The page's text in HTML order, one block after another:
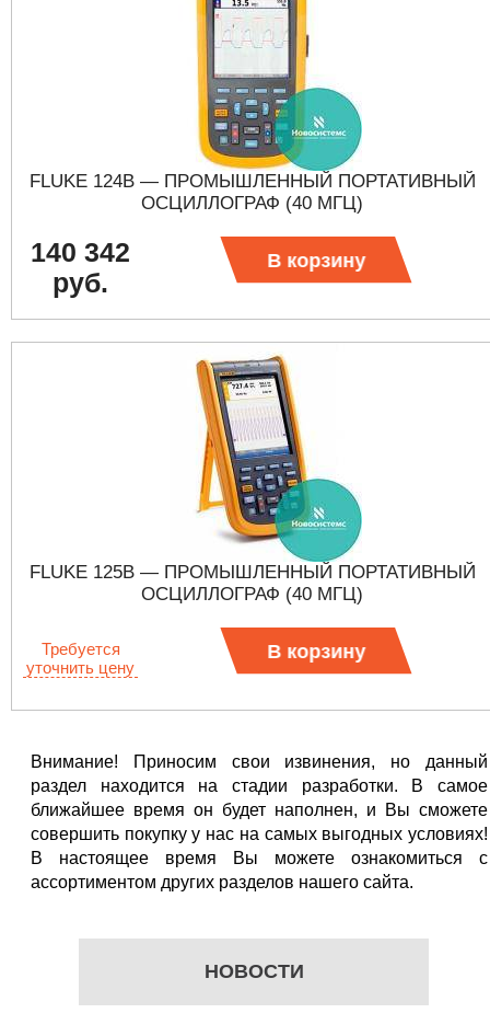
НОВОСТИ
FLUKE 124B — ПРОМЫШЛЕННЫЙ ПОРТАТИВНЫЙ
ОСЦИЛЛОГРАФ (40 МГЦ)
140 342
руб.
В корзину
FLUKE 125B — ПРОМЫШЛЕННЫЙ ПОРТАТИВНЫЙ
ОСЦИЛЛОГРАФ (40 МГЦ)
Требуется
уточнить цену
В корзину
Внимание! Приносим свои извинения, но данный
раздел находится на стадии разработки. В самое
ближайшее время он будет наполнен, и Вы сможете
совершить покупку у нас на самых выгодных условиях!
В настоящее время Вы можете ознакомиться с
ассортиментом других разделов нашего сайта.